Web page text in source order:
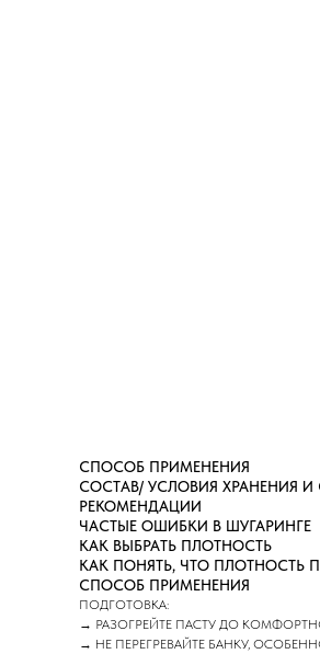
СПОСОБ ПРИМЕНЕНИЯ
СОСТАВ/ УСЛОВИЯ ХРАНЕНИЯ
РЕКОМЕНДАЦИИ
ЧАСТЫЕ ОШИБКИ В ШУГАРИНГЕ
КАК ВЫБРАТЬ ПЛОТНОСТЬ
КАК ПОНЯТЬ, ЧТО ПЛОТНОСТЬ
СПОСОБ ПРИМЕНЕНИЯ
ПОДГОТОВКА:
→ РАЗОГРЕЙТЕ ПАСТУ ДО
→ НЕ ПЕРЕГРЕВАЙТЕ БАНКУ,